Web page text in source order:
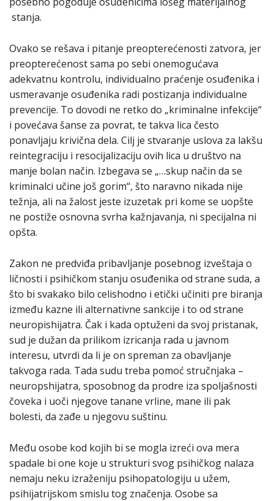
stanja.
Ovako se rešava i pitanje preopterećenosti zatvora, jer
preopterećenost sama po sebi onemogućava
adekvatnu kontrolu, individualno praćenje osuđenika i
usmeravanje osuđenika radi postizanja individualne
prevencije. To dovodi ne retko do „kriminalne infekcije“
i povećava šanse za povrat, te takva lica često
ponavljaju krivična dela. Cilj je stvaranje uslova za lakšu
reintegraciju i resocijalizaciju ovih lica u društvo na
manje bolan način. Izbegava se „…skup način da se
kriminalci učine još gorim“, što naravno nikada nije
težnja, ali na žalost jeste izuzetak pri kome se uopšte
ne postiže osnovna svrha kažnjavanja, ni specijalna ni
opšta.
Zakon ne predviđa pribavljanje posebnog izveštaja o
ličnosti i psihičkom stanju osuđenika od strane suda, a
što bi svakako bilo celishodno i etički učiniti pre biranja
između kazne ili alternativne sankcije i to od strane
neuropishijatra. Čak i kada optuženi da svoj pristanak,
sud je dužan da prilikom izricanja rada u javnom
interesu, utvrdi da li je on spreman za obavljanje
takvoga rada. Tada sudu treba pomoć stručnjaka –
neuropshijatra, sposobnog da prodre iza spoljašnosti
čoveka i uoči njegove tanane vrline, mane ili pak
bolesti, da zađe u njegovu suštinu.
Među osobe kod kojih bi se mogla izreći ova mera
spadale bi one koje u strukturi svog psihičkog nalaza
nemaju neku izraženiju psihopatologiju u užem,
psihijatrijskom smislu tog značenja. Osobe sa